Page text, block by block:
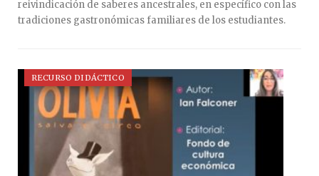
reivindicación de saberes ancestrales, en específico con las
tradiciones gastronómicas familiares de los estudiantes.
RECURSO DIDÁCTICO